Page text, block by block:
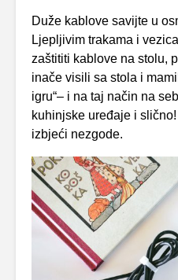
Duže kablove savijte u
Ljepljivim trakama i
zaštititi kablove na stolu,
inače visili sa stola i
igru“– i na taj način na
kuhinjske uređaje i
izbjeći nezgode.